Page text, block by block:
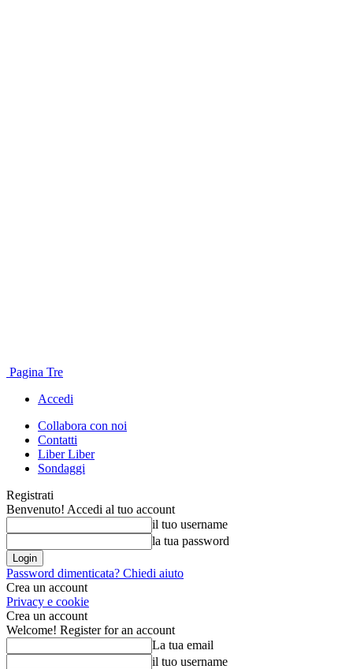
Pagina Tre
Accedi
Collabora con noi
Contatti
Liber Liber
Sondaggi
Registrati
Benvenuto! Accedi al tuo account
il tuo username
la tua password
Password dimenticata? Chiedi aiuto
Crea un account
Privacy e cookie
Crea un account
Welcome! Register for an account
La tua email
il tuo username